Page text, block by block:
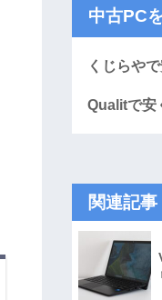
中古PC
くじらや
Qualitで安
関連記事